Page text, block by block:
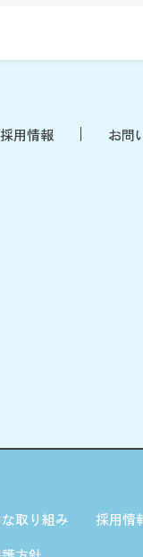
用情報 お問
取り組み 採用情